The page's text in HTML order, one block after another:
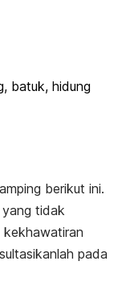
batuk, hidung
berikut ini.
tidak
kekhawatiran
pada